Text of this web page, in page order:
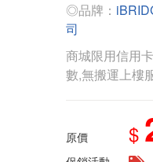
◎品牌：
司
商城限用信用
數,無搬運上樓
原價 $